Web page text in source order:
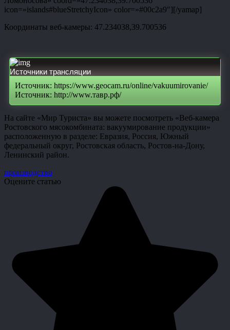
icon=»islands#blueStretchyIcon» color=»#00c2a9″][/yamap]
Координаты веб-камеры: 47.234038,39.700536
Источники трансляции
Источник: https://www.geocam.ru/online/vakuumirovanie/
Источник: http://www.тавр.рф/
На сайте «Мир Туриста» вы можете посмотреть «Веб-камера
Ростовского мясокомбината: вакуумирование продукции»
расположенную в разделе: Евразия, Россия, Южный
федеральный округ, Ростовская область, Ростов-на-Дону,
Ленинский район.
производство
Оцените статью